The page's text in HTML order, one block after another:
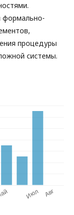
формально-
процедуры
системы.